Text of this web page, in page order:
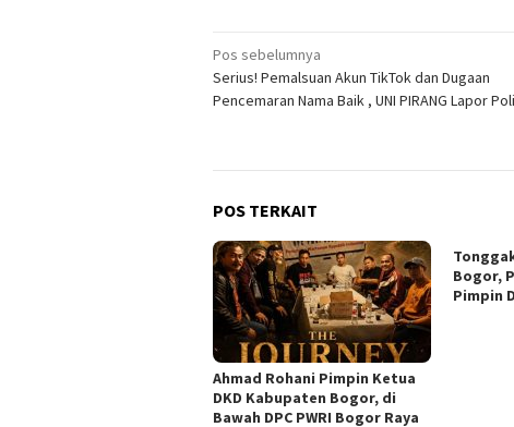
Navigasi
pos
Pos sebelumnya
Serius! Pemalsuan Akun TikTok dan Dugaan
Pencemaran Nama Baik , UNI PIRANG Lapor
POS TERKAIT
Ahmad Rohani Pimpin Ketua
DKD Kabupaten Bogor, di
Bawah DPC PWRI Bogor Raya
Bogor,
Pimpin